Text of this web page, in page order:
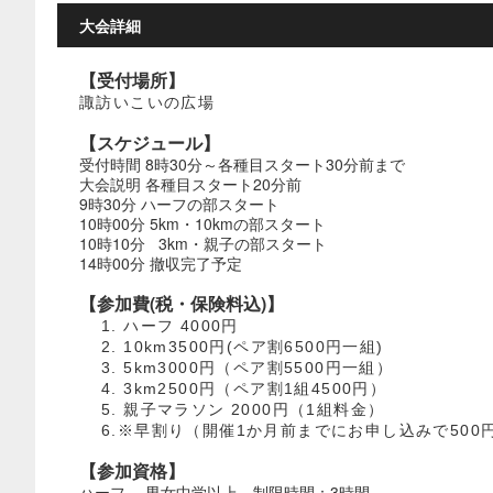
大会詳細
【受付場所】
諏訪いこいの広場
【スケジュール】
受付時間 8時30分～各種目スタート30分前まで
大会説明 各種目スタート20分前
9時30分 ハーフの部スタート
10時00分 5km・10kmの部スタート
10時10分 3km・親子の部スタート
14時00分 撤収完了予定
【参加費(税・保険料込)】
1. ハーフ 4000円
2. 10km3500円(ペア割6500円一組)
3. 5km3000円（ペア割5500円一組）
4. 3km2500円（ペア割1組4500円）
5. 親子マラソン 2000円（1組料金）
6.※早割り（開催1か月前までにお申し込みで500
【参加資格】